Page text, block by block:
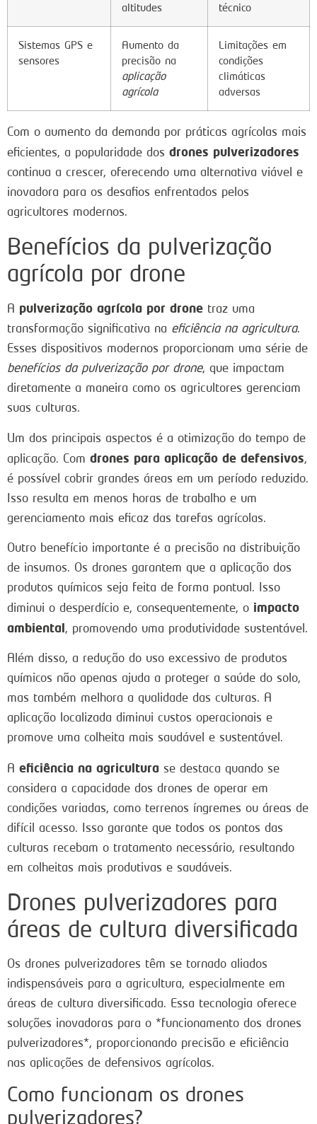
altitudes
técnico
Sistemas GPS e
sensores
Aumento da
precisão na
aplicação
agrícola
Limitações em
condições
climáticas
adversas
Com o aumento da demanda por práticas agrícolas mais
eficientes, a popularidade dos drones pulverizadores
continua a crescer, oferecendo uma alternativa viável e
inovadora para os desafios enfrentados pelos
agricultores modernos.
Benefícios da pulverização
agrícola por drone
A pulverização agrícola por drone traz uma
transformação significativa na eficiência na agricultura.
Esses dispositivos modernos proporcionam uma série de
benefícios da pulverização por drone, que impactam
diretamente a maneira como os agricultores gerenciam
suas culturas.
Um dos principais aspectos é a otimização do tempo de
aplicação. Com drones para aplicação de defensivos,
é possível cobrir grandes áreas em um período reduzido.
Isso resulta em menos horas de trabalho e um
gerenciamento mais eficaz das tarefas agrícolas.
Outro benefício importante é a precisão na distribuição
de insumos. Os drones garantem que a aplicação dos
produtos químicos seja feita de forma pontual. Isso
diminui o desperdício e, consequentemente, o impacto
ambiental, promovendo uma produtividade sustentável.
Além disso, a redução do uso excessivo de produtos
químicos não apenas ajuda a proteger a saúde do solo,
mas também melhora a qualidade das culturas. A
aplicação localizada diminui custos operacionais e
promove uma colheita mais saudável e sustentável.
A eficiência na agricultura se destaca quando se
considera a capacidade dos drones de operar em
condições variadas, como terrenos íngremes ou áreas de
difícil acesso. Isso garante que todos os pontos das
culturas recebam o tratamento necessário, resultando
em colheitas mais produtivas e saudáveis.
Drones pulverizadores para
áreas de cultura diversificada
Os drones pulverizadores têm se tornado aliados
indispensáveis para a agricultura, especialmente em
áreas de cultura diversificada. Essa tecnologia oferece
soluções inovadoras para o *funcionamento dos drones
pulverizadores*, proporcionando precisão e eficiência
nas aplicações de defensivos agrícolas.
Como funcionam os drones
pulverizadores?